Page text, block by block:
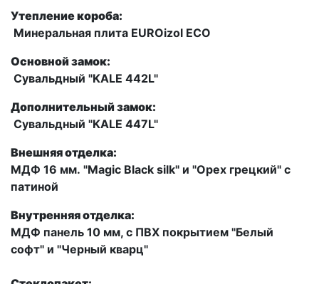
Утепление короба:
Минеральная плита EUROizol ECO
Основной замок:
Сувальдный "KALE 442L"
Дополнительный замок:
Сувальдный "KALE 447L"
Внешняя отделка:
МДФ 16 мм. "Magic Black silk" и "Орех грецкий" с
патиной
Внутренняя отделка:
МДФ панель 10 мм, с ПВХ покрытием "Белый
софт" и "Черный кварц"